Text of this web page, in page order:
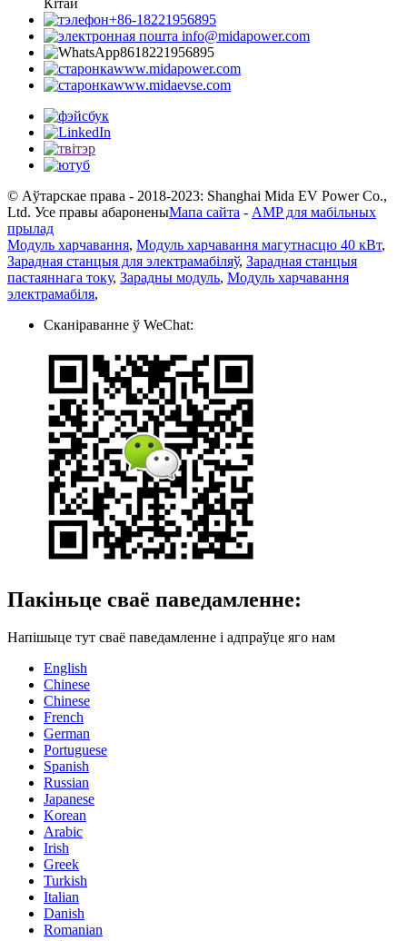
+86-18221956895
info@midapower.com
8618221956895
www.midapower.com
www.midaevse.com
© Аўтарскае права - 2018-2023: Shanghai Mida EV Power Co.,
Ltd. Усе правы абароненыМапа сайта - AMP для мабільных
прылад
Модуль харчавання, Модуль харчавання магутнасцю 40 кВт,
Зарадная станцыя для электрамабіляў, Зарадная станцыя
пастаяннага току, Зарадны модуль, Модуль харчавання
электрамабіля,
Сканіраванне ў WeChat:
Пакіньце сваё паведамленне:
Напішыце тут сваё паведамленне і адпраўце яго нам
English
Chinese
Chinese
French
German
Portuguese
Spanish
Russian
Japanese
Korean
Arabic
Irish
Greek
Turkish
Italian
Danish
Romanian